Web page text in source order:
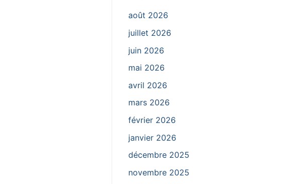
août 2026
juillet 2026
juin 2026
mai 2026
avril 2026
mars 2026
février 2026
janvier 2026
décembre 2025
novembre 2025